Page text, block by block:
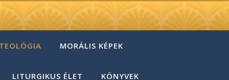
MORÁLIS KÉPEK
LITURGIKUS ÉLET KÖNYVEK